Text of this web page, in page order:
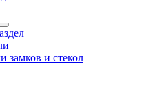
замков и стекол